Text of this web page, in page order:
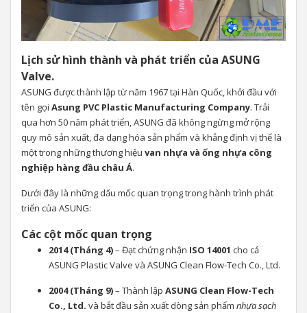
Lịch sử hình thành và phát triển của ASUNG
Valve.
ASUNG được thành lập từ năm 1967 tại Hàn Quốc, khởi đầu với
tên gọi Asung PVC Plastic Manufacturing Company. Trải
qua hơn 50 năm phát triển, ASUNG đã không ngừng mở rộng
quy mô sản xuất, đa dạng hóa sản phẩm và khẳng định vị thế là
một trong những thương hiệu van nhựa và ống nhựa công
nghiệp hàng đầu châu Á.
Dưới đây là những dấu mốc quan trọng trong hành trình phát
triển của ASUNG:
Các cột mốc quan trọng
2014 (Tháng 4)– Đạt chứng nhận ISO 14001 cho cả
ASUNG Plastic Valve và ASUNG Clean Flow-Tech Co., Ltd.
2004 (Tháng 9)– Thành lập ASUNG Clean Flow-Tech
Co., Ltd. và bắt đầu sản xuất dòng sản phẩm nhựa sạch